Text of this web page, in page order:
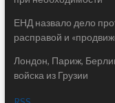
ЕНД назвало дело
расправой и
Лондон, Париж,
войска из Грузии